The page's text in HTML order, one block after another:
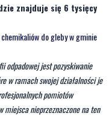
jest pozyskiwanie
w ramach swojej działalności je
pomiotów
nieprzeznaczone na ten
- informujeRadosław
Inspektora Ochrony